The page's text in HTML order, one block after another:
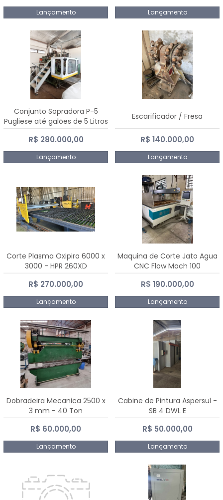
Lançamento Lançamento
Conjunto Sopradora P-5
Pugliese até galões de 5 Litros
R$ 280.000,00
Lançamento
Escarificador / Fresa
R$ 140.000,00
Lançamento
Corte Plasma Oxipira 6000 x
3000 - HPR 260XD
R$ 270.000,00
Lançamento
Maquina de Corte Jato Agua
CNC Flow Mach 100
R$ 190.000,00
Lançamento
Dobradeira Mecanica 2500 x
3 mm - 40 Ton
R$ 60.000,00
Lançamento
Cabine de Pintura Aspersul -
SB 4 DWL E
R$ 50.000,00
Lançamento